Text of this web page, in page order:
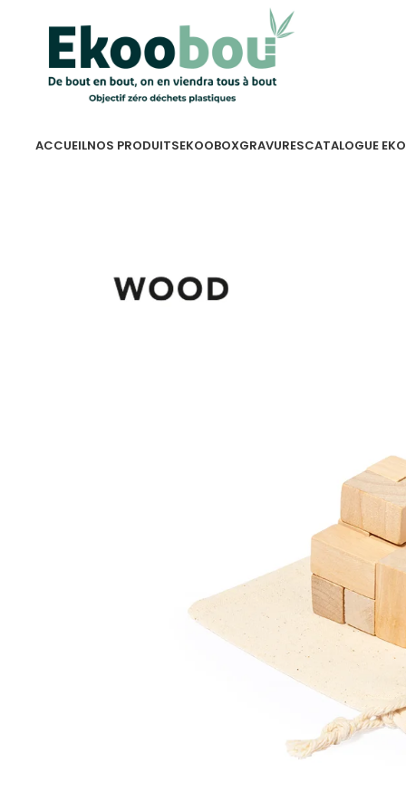
ACCUEILNOS PRODUITSEKOOBOXGRAVURESCATALOGUE